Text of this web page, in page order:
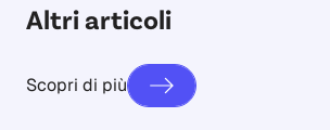
Altri articoli
Scopri di più